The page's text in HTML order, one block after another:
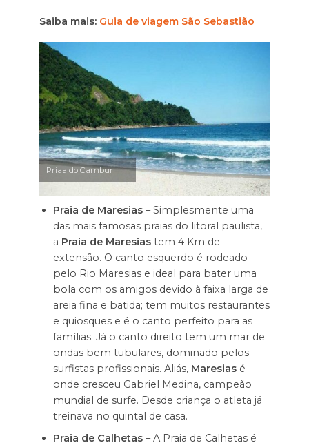
Saiba mais: Guia de viagem São Sebastião
Priaa do Camburi
Praia de Maresias– Simplesmente uma
das mais famosas praias do litoral paulista,
a Praia de Maresiastem 4 Km de
extensão. O canto esquerdo é rodeado
pelo Rio Maresias e ideal para bater uma
bola com os amigos devido à faixa larga de
areia fina e batida; tem muitos restaurantes
e quiosques e é o canto perfeito para as
famílias. Já o canto direito tem um mar de
ondas bem tubulares, dominado pelos
surfistas profissionais. Aliás, Maresiasé
onde cresceu Gabriel Medina, campeão
mundial de surfe. Desde criança o atleta já
treinava no quintal de casa.
Praia de Calhetas– A Praia de Calhetas é